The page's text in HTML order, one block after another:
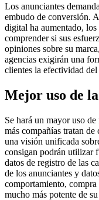
Los anunciantes
embudo de conversión.
digital ha aumentado,
comprender si sus
opiniones sobre su
agencias exigirán una
clientes la efectividad
Mejor uso de
Se hará un mayor uso
más compañías tratan de
una visión unificada
consigan podrán utilizar
datos de registro de las
de los anunciantes y
comportamiento,
mucho más potente de